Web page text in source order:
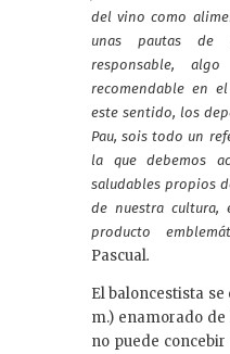
del vino como
unas pautas de
responsable,
recomendable en
este sentido, los
Pau, sois todo un
la que debemos
saludables propios
de nuestra
producto
Pascual.
El baloncestista se
m.) enamorado
no puede